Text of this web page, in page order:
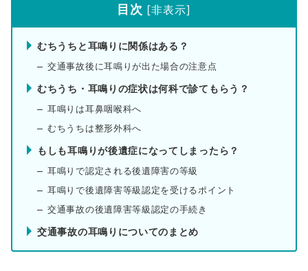
目次 [非表示]
むちうちと耳鳴りに関係はある？
交通事故後に耳鳴りが出た場合の注意点
むちうち・耳鳴りの症状は何科で診てもらう？
耳鳴りは耳鼻咽喉科へ
むちうちは整形外科へ
もしも耳鳴りが後遺症になってしまったら？
耳鳴りで認定される後遺障害の等級
耳鳴りで後遺障害等級認定を受けるポイント
交通事故の後遺障害等級認定の手続き
交通事故の耳鳴りについてのまとめ